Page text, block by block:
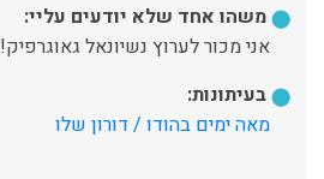
משהו אחד שלא יודעים עליי:
אני מכור לערוץ נשיונאל גאוגרפיק!
בעיתונות:
מאה ימים בהודו / דורון שלו